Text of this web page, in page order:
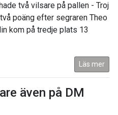
två vilsare på pallen - Troj
poäng efter segraren Theo
kom på tredje plats 13
Läs mer
även på DM